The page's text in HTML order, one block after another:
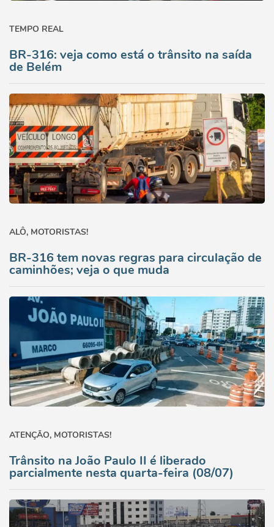
TEMPO REAL
BR-316: veja como está o trânsito na saída
de Belém
ALÔ, MOTORISTAS!
BR-316 tem novas regras para circulação de
caminhões; veja o que muda
ATENÇÃO, MOTORISTAS!
Trânsito na João Paulo II é liberado
parcialmente nesta quarta-feira (08/07)